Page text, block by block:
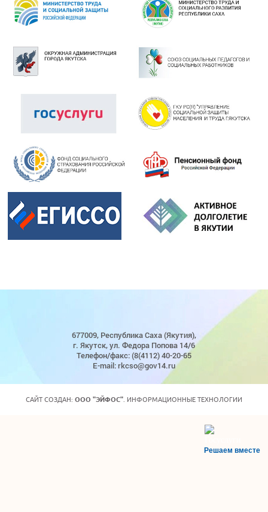
677009, Республика Саха (Якутия),
г. Якутск, ул. Федора Попова 14/6
Телефон/факс: (8(4112) 40-20-65
E-mail: rkcso@gov14.ru
САЙТ СОЗДАН: ООО "ЭЙФОС" . ИНФОРМАЦИОННЫЕ ТЕХНОЛОГИИ
Решаем вместе